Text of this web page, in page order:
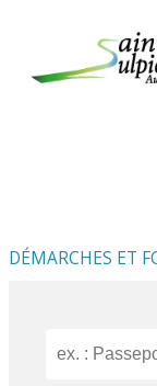
DÉMARCHES ET